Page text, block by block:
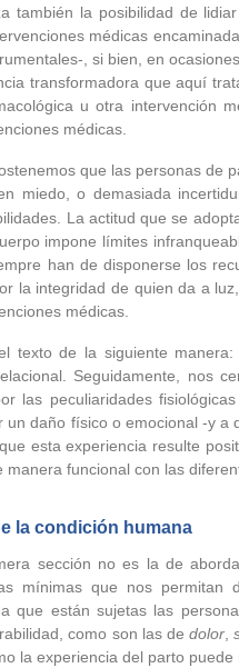
también la posibilidad de
médicas
, si bien, en
transformadora que aquí
u otra intervención
médicas.
que las personas de
miedo, o demasiada
La actitud que se
impone límites
han de disponerse los
la integridad de quien da a
médicas.
texto de la siguiente
Seguidamente, nos
las peculiaridades
un daño físico o emocional -y
esta experiencia resulte
funcional con las
la condición humana
sección no es la de
mínimas que nos
que están sujetas las
como son las de dolor,
la experiencia del parto